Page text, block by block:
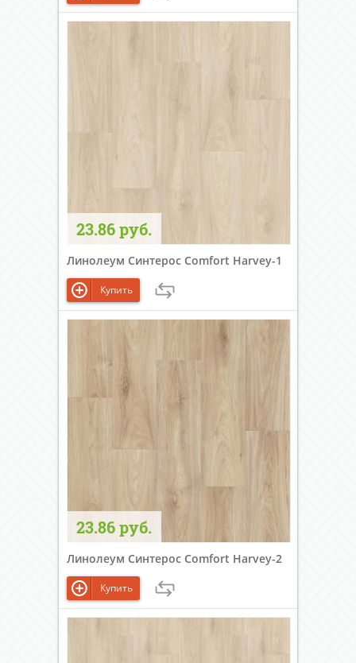
23.86 руб.
Линолеум Синтерос Comfort Harvey-1
Купить
23.86 руб.
Линолеум Синтерос Comfort Harvey-2
Купить